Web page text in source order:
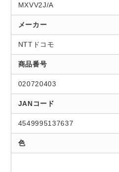
MXVV2J/A
メーカー
NTTドコモ
商品番号
020720403
JANコード
4549995137637
色